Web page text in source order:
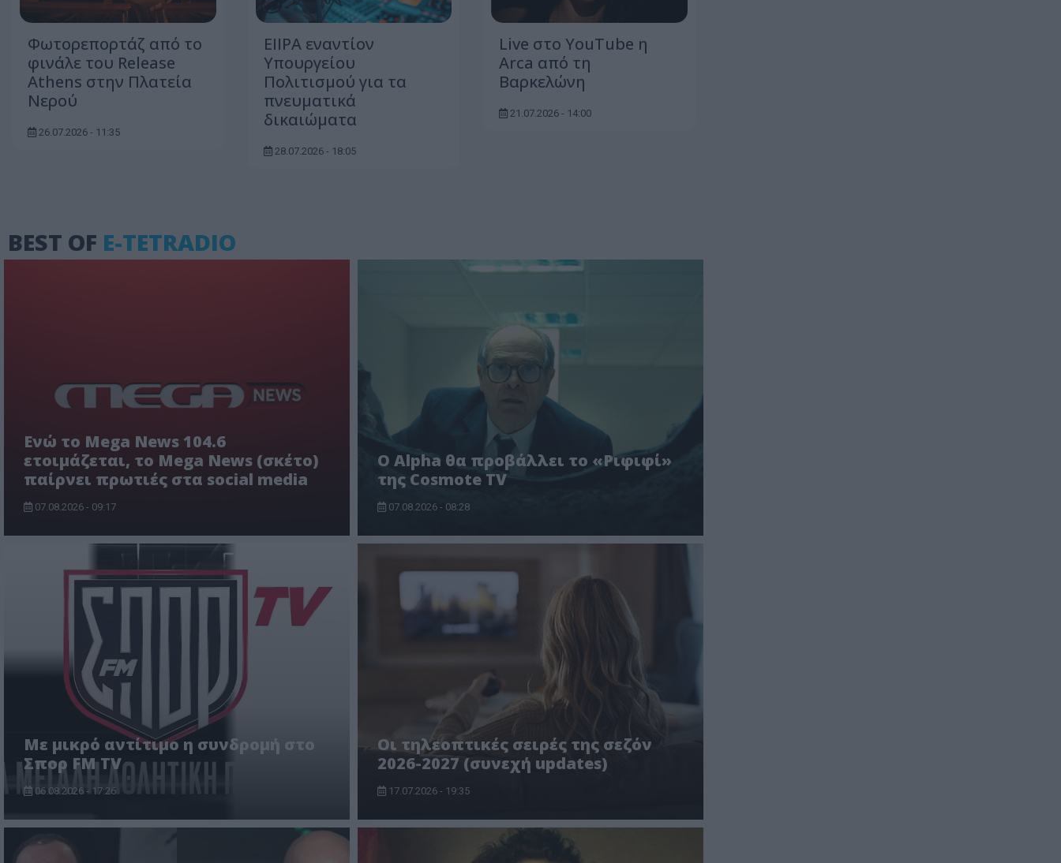
Φωτορεπορτάζ από το
φινάλε του Release
Athens στην Πλατεία
Νερού
26.07.2026 - 11:35
ΕΙΙΡΑ εναντίον
Υπουργείου
Πολιτισμού για τα
πνευματικά
δικαιώματα
28.07.2026 - 18:05
Live στο YouTube η
Arca από τη
Βαρκελώνη
21.07.2026 - 14:00
BEST OF E-TETRADIO
Ενώ το Mega News 104.6
ετοιμάζεται, το Mega News (σκέτο)
παίρνει πρωτιές στα social media
07.08.2026 - 09:17
Ο Alpha θα προβάλλει το «Ριφιφί»
της Cosmote TV
07.08.2026 - 08:28
Με μικρό αντίτιμο η συνδρομή στο
Σπορ FM TV
06.08.2026 - 17:26
Οι τηλεοπτικές σειρές της σεζόν
2026-2027 (συνεχή updates)
17.07.2026 - 19:35